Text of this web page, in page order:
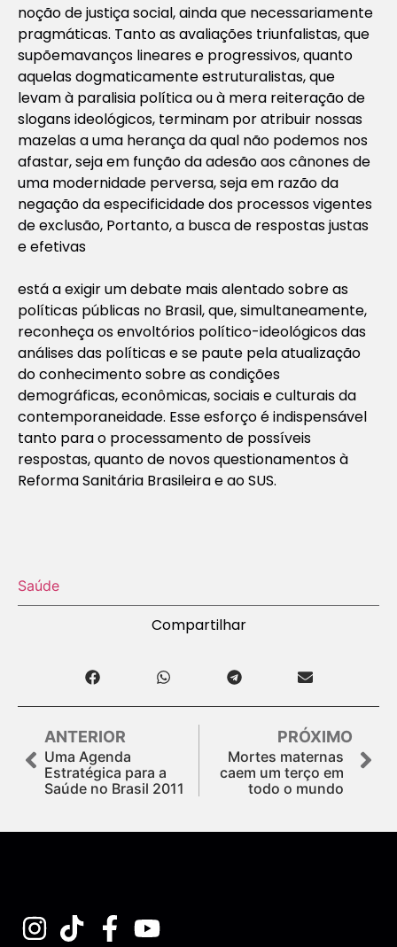
noção de justiça social, ainda que necessariamente
pragmáticas. Tanto as avaliações triunfalistas, que
supõemavanços lineares e progressivos, quanto
aquelas dogmaticamente estruturalistas, que
levam à paralisia política ou à mera reiteração de
slogans ideológicos, terminam por atribuir nossas
mazelas a uma herança da qual não podemos nos
afastar, seja em função da adesão aos cânones de
uma modernidade perversa, seja em razão da
negação da especificidade dos processos vigentes
de exclusão, Portanto, a busca de respostas justas
e efetivas
está a exigir um debate mais alentado sobre as
políticas públicas no Brasil, que, simultaneamente,
reconheça os envoltórios político-ideológicos das
análises das políticas e se paute pela atualização
do conhecimento sobre as condições
demográficas, econômicas, sociais e culturais da
contemporaneidade. Esse esforço é indispensável
tanto para o processamento de possíveis
respostas, quanto de novos questionamentos à
Reforma Sanitária Brasileira e ao SUS.
Saúde
Compartilhar
ANTERIOR
Uma Agenda
Estratégica para a
Saúde no Brasil 2011
PRÓXIMO
Mortes maternas
caem um terço em
todo o mundo